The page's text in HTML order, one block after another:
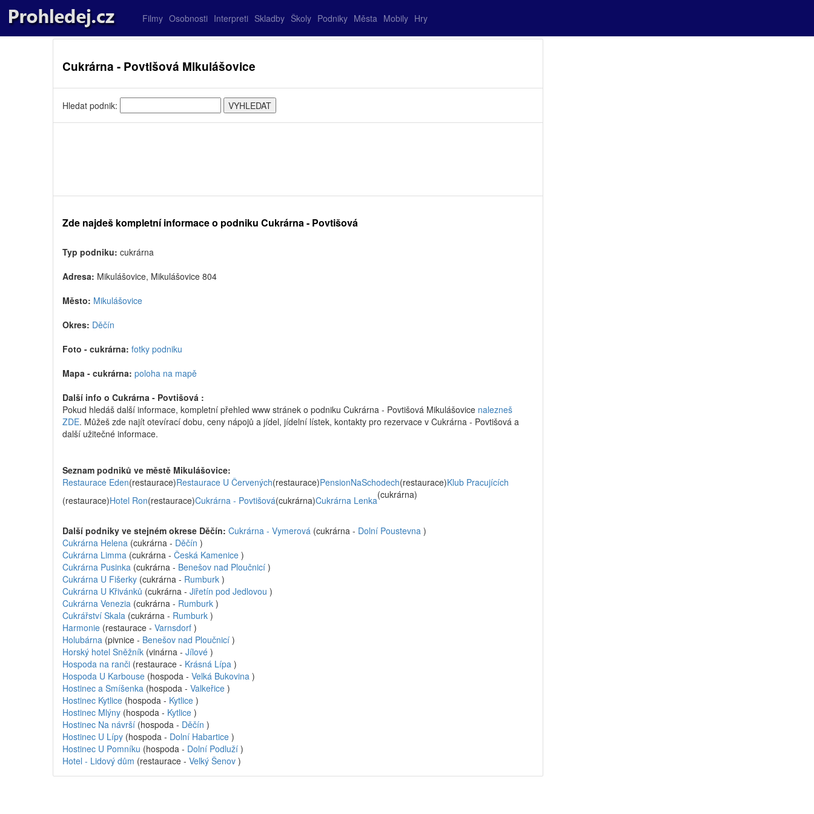
Filmy Osobnosti Interpreti Skladby Školy Podniky Města Mobily Hry
Cukrárna - Povtišová Mikulášovice
Hledat podnik:
Zde najdeš kompletní informace o podniku Cukrárna - Povtišová
Typ podniku: cukrárna
Adresa: Mikulášovice, Mikulášovice 804
Město: Mikulášovice
Okres: Děčín
Foto - cukrárna: fotky podniku
Mapa - cukrárna: poloha na mapě
Další info o Cukrárna - Povtišová :
Pokud hledáš další informace, kompletní přehled www stránek o podniku Cukrárna - Povtišová Mikulášovice nalezneš
ZDE. Můžeš zde najít otevírací dobu, ceny nápojů a jídel, jídelní lístek, kontakty pro rezervace v Cukrárna - Povtišová a
další užitečné informace.
Seznam podniků ve městě Mikulášovice:
Restaurace Eden(restaurace)Restaurace U Červených(restaurace)PensionNaSchodech(restaurace)Klub Pracujících
(restaurace)Hotel Ron(restaurace)Cukrárna - Povtišová(cukrárna)Cukrárna Lenka(cukrárna)
Další podniky ve stejném okrese Děčín: Cukrárna - Vymerová (cukrárna - Dolní Poustevna )
Cukrárna Helena (cukrárna - Děčín )
Cukrárna Limma (cukrárna - Česká Kamenice )
Cukrárna Pusinka (cukrárna - Benešov nad Ploučnicí )
Cukrárna U Fišerky (cukrárna - Rumburk )
Cukrárna U Křivánků (cukrárna - Jiřetín pod Jedlovou )
Cukrárna Venezia (cukrárna - Rumburk )
Cukrářství Skala (cukrárna - Rumburk )
Harmonie (restaurace - Varnsdorf )
Holubárna (pivnice - Benešov nad Ploučnicí )
Horský hotel Sněžník (vinárna - Jílové )
Hospoda na ranči (restaurace - Krásná Lípa )
Hospoda U Karbouse (hospoda - Velká Bukovina )
Hostinec a Smíšenka (hospoda - Valkeřice )
Hostinec Kytlice (hospoda - Kytlice )
Hostinec Mlýny (hospoda - Kytlice )
Hostinec Na návrší (hospoda - Děčín )
Hostinec U Lípy (hospoda - Dolní Habartice )
Hostinec U Pomníku (hospoda - Dolní Podluží )
Hotel - Lidový dům (restaurace - Velký Šenov )